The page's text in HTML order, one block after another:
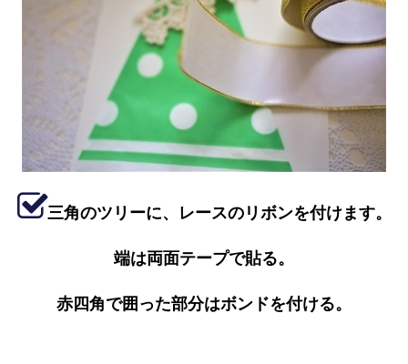
三角のツリーに、レースのリボンを付けます。
端は両面テープで貼る。
赤四角で囲った部分はボンドを付ける。